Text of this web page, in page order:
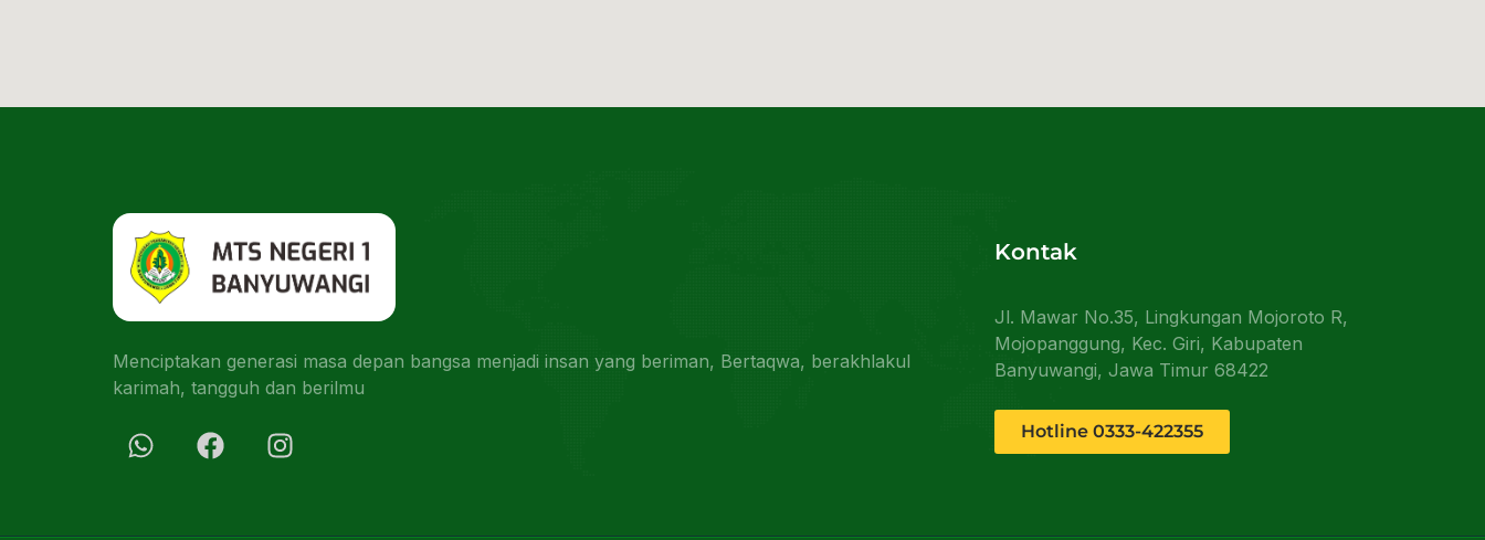
Menciptakan generasi masa depan bangsa menjadi insan yang beriman, Bertaqwa, berakhlakul
karimah, tangguh dan berilmu
Kontak
Jl. Mawar No.35, Lingkungan Mojoroto R,
Mojopanggung, Kec. Giri, Kabupaten
Banyuwangi, Jawa Timur 68422
Hotline 0333-422355